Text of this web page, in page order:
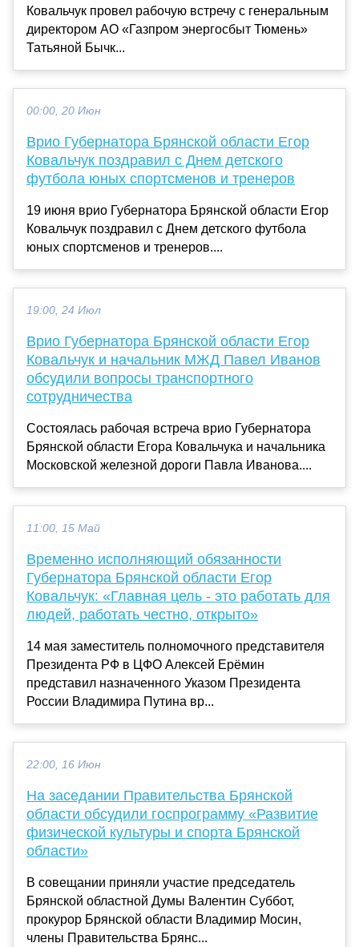
Ковальчук провел рабочую встречу с генеральным
директором АО «Газпром энергосбыт Тюмень»
Татьяной Бычк...
00:00, 20 Июн
Врио Губернатора Брянской области Егор
Ковальчук поздравил с Днем детского
футбола юных спортсменов и тренеров
19 июня врио Губернатора Брянской области Егор
Ковальчук поздравил с Днем детского футбола
юных спортсменов и тренеров....
19:00, 24 Июл
Врио Губернатора Брянской области Егор
Ковальчук и начальник МЖД Павел Иванов
обсудили вопросы транспортного
сотрудничества
Состоялась рабочая встреча врио Губернатора
Брянской области Егора Ковальчука и начальника
Московской железной дороги Павла Иванова....
11:00, 15 Май
Временно исполняющий обязанности
Губернатора Брянской области Егор
Ковальчук: «Главная цель - это работать для
людей, работать честно, открыто»
14 мая заместитель полномочного представителя
Президента РФ в ЦФО Алексей Ерёмин
представил назначенного Указом Президента
России Владимира Путина вр...
22:00, 16 Июн
На заседании Правительства Брянской
области обсудили госпрограмму «Развитие
физической культуры и спорта Брянской
области»
В совещании приняли участие председатель
Брянской областной Думы Валентин Суббот,
прокурор Брянской области Владимир Мосин,
члены Правительства Брянс...